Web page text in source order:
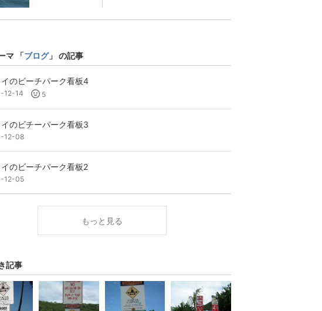
マ 「ブログ」 の記事
のビーチパーク看板4
12-14 5
のビチーパーク看板3
12-08
のビーチパーク看板2
12-05
もっと見る
記事